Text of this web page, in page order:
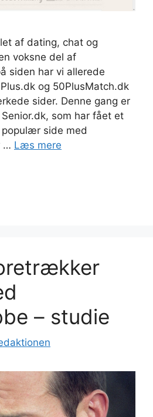
af dating, chat og
voksne del af
siden har vi allerede
og 50PlusMatch.dk
sider. Denne gang er
som har fået et
side med
… Læs mere
– studie